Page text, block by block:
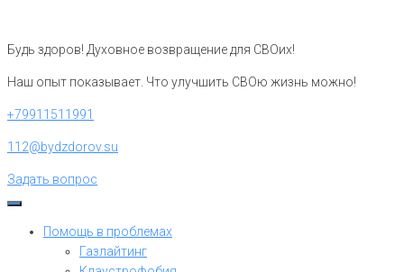
контенту
Будь здоров! Духовное возвращение для СВОих!
Наш опыт показывает. Что улучшить СВОю жизнь можно!
+79911511991
112@bydzdorov.su
Задать вопрос
Помощь в проблемах
Газлайтинг